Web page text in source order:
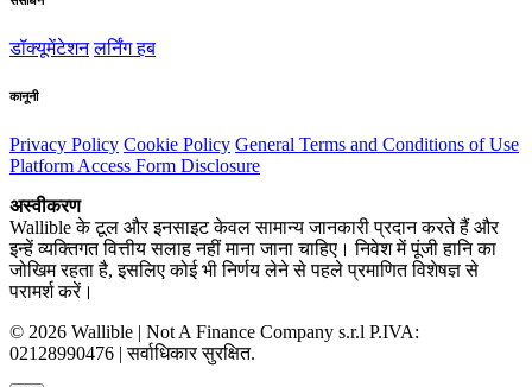
डॉक्यूमेंटेशन लर्निंग हब
कानूनी
Privacy Policy Cookie Policy General Terms and Conditions of Use
Platform Access Form Disclosure
अस्वीकरण
Wallible के टूल और इनसाइट केवल सामान्य जानकारी प्रदान करते हैं और
इन्हें व्यक्तिगत वित्तीय सलाह नहीं माना जाना चाहिए। निवेश में पूंजी हानि का
जोखिम रहता है, इसलिए कोई भी निर्णय लेने से पहले प्रमाणित विशेषज्ञ से
परामर्श करें।
© 2026 Wallible | Not A Finance Company s.r.l P.IVA:
02128990476 | सर्वाधिकार सुरक्षित.